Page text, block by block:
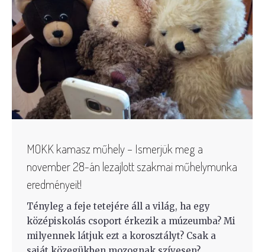
MOKK kamasz műhely – Ismerjük meg a
november 28-án lezajlott szakmai műhelymunka
eredményeit!
Tényleg a feje tetejére áll a világ, ha egy
középiskolás csoport érkezik a múzeumba? Mi
milyennek látjuk ezt a korosztályt? Csak a